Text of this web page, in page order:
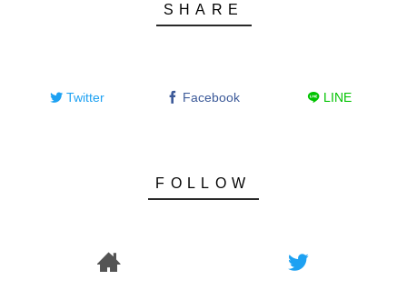
Twitter Facebook LINE